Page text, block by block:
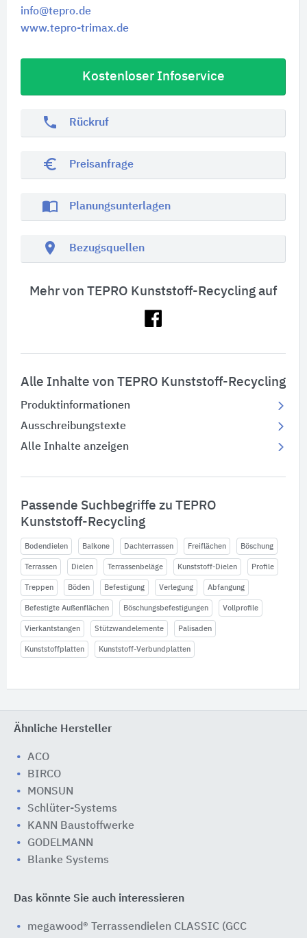
info@tepro.de
www.tepro-trimax.de
Kostenloser Infoservice
phone Rückruf
euro_symbol Preisanfrage
import_contacts Planungsunterlagen
location_on Bezugsquellen
Mehr von TEPRO Kunststoff-Recycling auf
Alle Inhalte von TEPRO Kunststoff-Recycling
Produktinformationen
Ausschreibungstexte
Alle Inhalte anzeigen
Passende Suchbegriffe zu TEPRO
Kunststoff-Recycling
Bodendielen Balkone Dachterrassen Freiflächen Böschung
Terrassen Dielen Terrassenbeläge Kunststoff-Dielen Profile
Treppen Böden Befestigung Verlegung Abfangung
Befestigte Außenflächen Böschungsbefestigungen Vollprofile
Vierkantstangen Stützwandelemente Palisaden
Kunststoffplatten Kunststoff-Verbundplatten
Ähnliche Hersteller
ACO
BIRCO
MONSUN
Schlüter-Systems
KANN Baustoffwerke
GODELMANN
Blanke Systems
Das könnte Sie auch interessieren
megawood® Terrassendielen CLASSIC (GCC